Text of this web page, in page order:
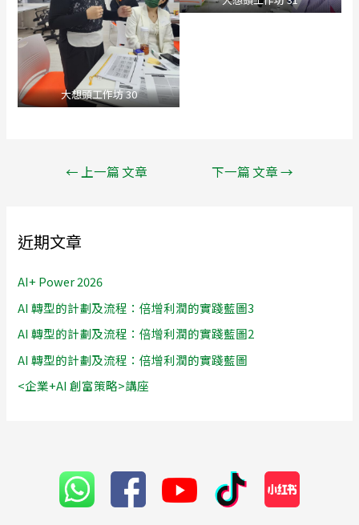
大想頭工作坊 30
← 上一篇 文章 下一篇 文章→
近期文章
AI+ Power 2026
AI 轉型的計劃及流程：倍增利潤的實踐藍圖3
AI 轉型的計劃及流程：倍增利潤的實踐藍圖2
AI 轉型的計劃及流程：倍增利潤的實踐藍圖
<企業+AI 創富策略>講座